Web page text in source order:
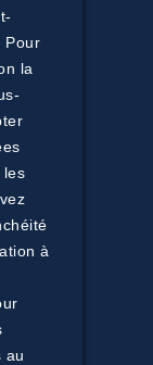
Pour
la
les
à
au